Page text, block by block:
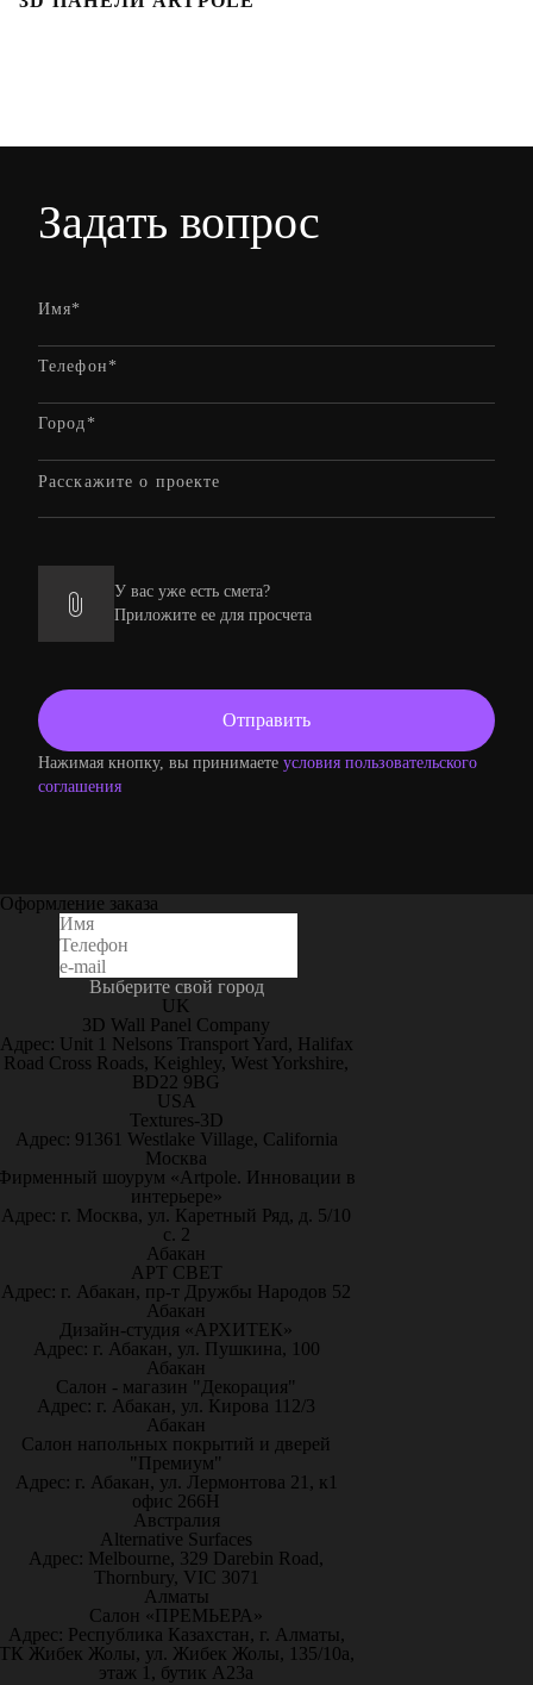
Задать вопрос
У вас уже есть смета?
Приложите ее для просчета
Нажимая кнопку, вы принимаете условия пользовательского
соглашения
Оформление заказа
Выберите свой город
UK
3D Wall Panel Company
Адрес: Unit 1 Nelsons Transport Yard, Halifax
Road Cross Roads, Keighley, West Yorkshire,
BD22 9BG
USA
Textures-3D
Адрес: 91361 Westlake Village, California
Москва
шоурум «Artpole. Инновации в
интерьере»
Адрес: г. Москва, ул. Каретный Ряд, д. 5/10
с. 2
Абакан
АРТ СВЕТ
Адрес: г. Абакан, пр-т Дружбы Народов 52
Абакан
Дизайн-студия «АРХИТЕК»
Адрес: г. Абакан, ул. Пушкина, 100
Абакан
Салон - магазин "Декорация"
Адрес: г. Абакан, ул. Кирова 112/3
Абакан
Салон напольных покрытий и дверей
"Премиум"
Адрес: г. Абакан, ул. Лермонтова 21, к1
офис 266Н
Австралия
Alternative Surfaces
Адрес: Melbourne, 329 Darebin Road,
Thornbury, VIC 3071
Алматы
Салон «ПРЕМЬЕРА»
Адрес: Республика Казахстан, г. Алматы,
Жибек Жолы, ул. Жибек Жолы, 135/10а,
этаж 1, бутик А23а